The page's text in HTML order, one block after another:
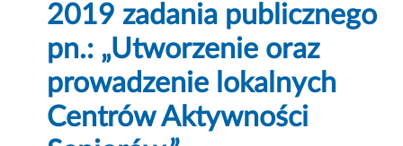
2019 zadania publicznego
pn.: „Utworzenie oraz
prowadzenie lokalnych
Centrów Aktywności